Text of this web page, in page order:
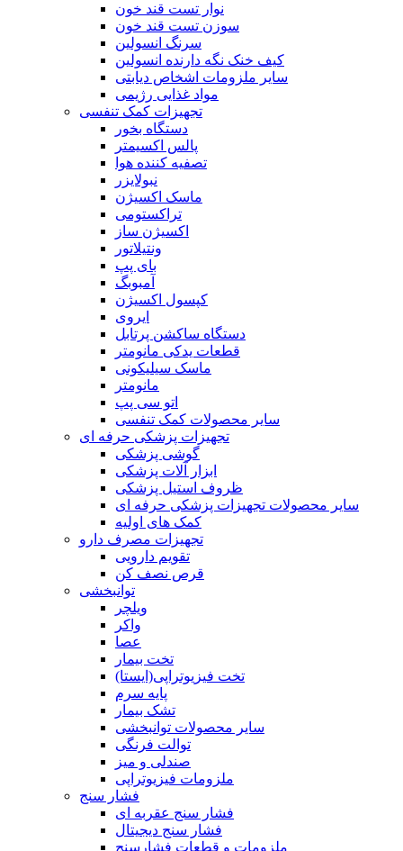
نوار تست قند خون
سوزن تست قند خون
سرنگ انسولین
کیف خنک نگه دارنده انسولین
سایر ملزومات اشخاص دیابتی
مواد غذایی رژیمی
تجهیزات کمک تنفسی
دستگاه بخور
پالس اکسیمتر
تصفیه کننده هوا
نبولایزر
ماسک اکسیژن
تراکستومی
اکسیژن ساز
ونتیلاتور
بای پپ
آمبوبگ
کپسول اکسیژن
ایروی
دستگاه ساکشن پرتابل
قطعات یدکی مانومتر
ماسک سیلیکونی
مانومتر
اتو سی پپ
سایر محصولات کمک تنفسی
تجهیزات پزشکی حرفه ای
گوشی پزشکی
ابزار آلات پزشکی
ظروف استیل پزشکی
سایر محصولات تجهیزات پزشکی حرفه ای
کمک های اولیه
تجهیزات مصرف دارو
تقویم دارویی
قرص نصف کن
توانبخشی
ویلچر
واکر
عصا
تخت بیمار
تخت فیزیوتراپی(ایستا)
پایه سرم
تشک بیمار
سایر محصولات توانبخشی
توالت فرنگی
صندلی و میز
ملزومات فیزیوتراپی
فشار سنج
فشار سنج عقربه ای
فشار سنج دیجیتال
ملزومات و قطعات فشارسنج